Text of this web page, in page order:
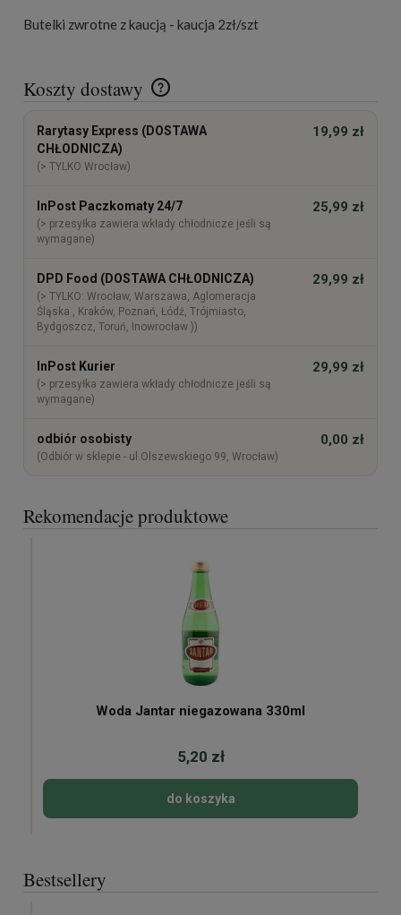
Butelki zwrotne z kaucją - kaucja 2zł/szt
Koszty dostawy
Cena nie zawiera ewentualnych kosztów płatności
Rarytasy Express (DOSTAWA
CHŁODNICZA)
(> TYLKO Wrocław)
19,99 zł
InPost Paczkomaty 24/7
(> przesyłka zawiera wkłady chłodnicze jeśli są
wymagane)
25,99 zł
DPD Food (DOSTAWA CHŁODNICZA)
(> TYLKO: Wrocław, Warszawa, Aglomeracja
Śląska , Kraków, Poznań, Łódź, Trójmiasto,
Bydgoszcz, Toruń, Inowrocław ))
29,99 zł
InPost Kurier
(> przesyłka zawiera wkłady chłodnicze jeśli są
wymagane)
29,99 zł
odbiór osobisty
(Odbiór w sklepie - ul.Olszewskiego 99, Wrocław)
0,00 zł
Rekomendacje produktowe
Woda Jantar niegazowana 330ml
5,20 zł
do koszyka
Bestsellery